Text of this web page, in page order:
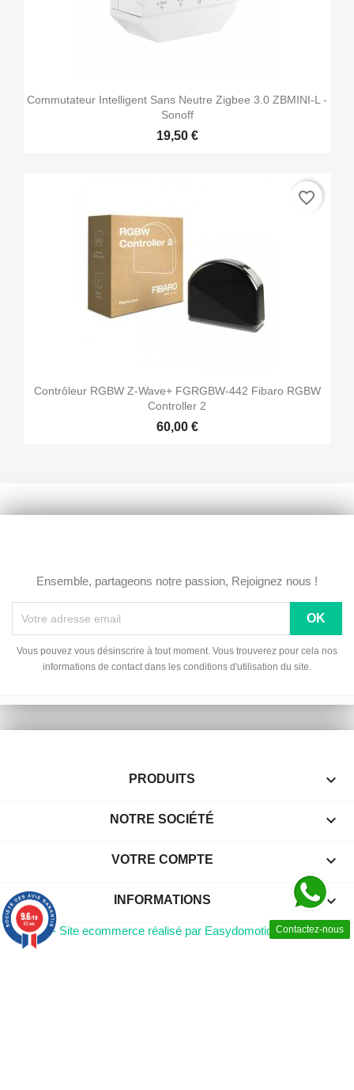
Commutateur Intelligent Sans Neutre Zigbee 3.0 ZBMINI-L -
Sonoff
19,50 €
Contrôleur RGBW Z-Wave+ FGRGBW-442 Fibaro RGBW
Controller 2
60,00 €
favorite_border
Ensemble, partageons notre passion, Rejoignez nous !
Vous pouvez vous désinscrire à tout moment. Vous trouverez pour cela nos
informations de contact dans les conditions d'utilisation du site.
PRODUITS 
NOTRE SOCIÉTÉ 
VOTRE COMPTE 
INFORMATIONS keyboard_arrow_down
Contactez-nous
© 2026 - Site ecommerce réalisé par Easydomotic
9.6/10
62 avis